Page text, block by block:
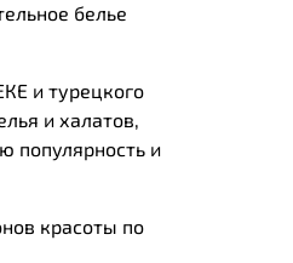
белье
и турецкого
и халатов,
популярность и
красоты по